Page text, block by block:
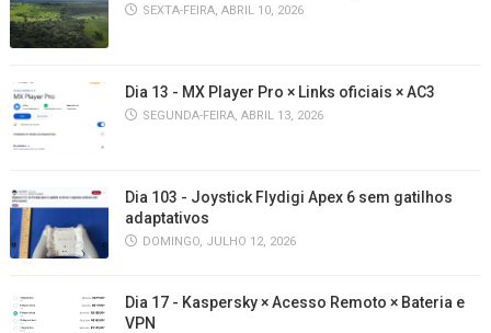
SEXTA-FEIRA, ABRIL 10, 2026
Dia 13 - MX Player Pro × Links oficiais × AC3
SEGUNDA-FEIRA, ABRIL 13, 2026
Dia 103 - Joystick Flydigi Apex 6 sem gatilhos
adaptativos
DOMINGO, JULHO 12, 2026
Dia 17 - Kaspersky × Acesso Remoto × Bateria e
VPN